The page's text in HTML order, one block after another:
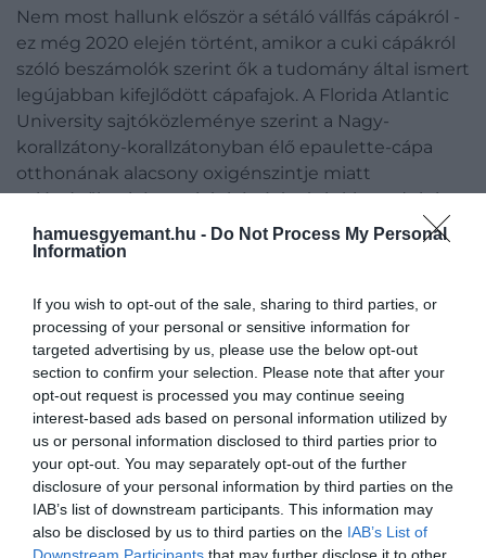
hamuesgyemant.hu - Do Not Process My Personal
Information
If you wish to opt-out of the sale, sharing to third parties, or
processing of your personal or sensitive information for
targeted advertising by us, please use the below opt-out
section to confirm your selection. Please note that after your
opt-out request is processed you may continue seeing
interest-based ads based on personal information utilized by
us or personal information disclosed to third parties prior to
your opt-out. You may separately opt-out of the further
disclosure of your personal information by third parties on the
IAB’s list of downstream participants. This information may
also be disclosed by us to third parties on the IAB’s List of
Nem most hallunk először a sétáló vállfás cápákról -
ez még 2020 elején történt, amikor a cuki cápákról
szóló beszámolók szerint ők a tudomány által ismert
legújabban kifejlődött cápafajok. A Florida Atlantic
University sajtóközleménye szerint a Nagy-
korallzátony-korallzátonyban élő epaulette-cápa
otthonának alacsony oxigénszintje miatt
valószínűleg képes akár két órán át is kimozdulni a
vízből.
.@ForrestGalanteand his
team filmed a leopard
epaulette #sharkleaving the
water and walking onto
land! 🚶🦈#SharkWeek
Don’t miss Island of the
Walking Sharks tonight at